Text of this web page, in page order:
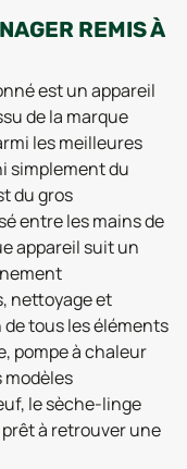
REMIS À
est un appareil
de la marque
les meilleures
simplement du
du gros
entre les mains de
appareil suit un
nettoyage et
tous les éléments
pompe à chaleur
modèles
le sèche-linge
à retrouver une